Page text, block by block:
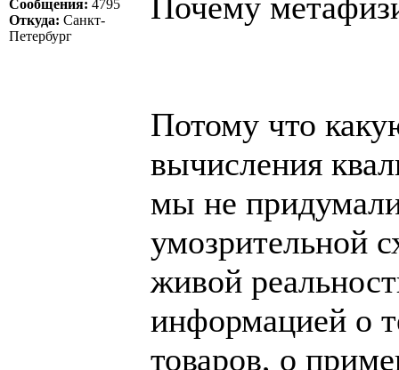
Сообщения: 4795
Откуда: Санкт-
Петербург
Потому что
вычисления
мы не
умозрительной
живой
информацией о
товаров, о